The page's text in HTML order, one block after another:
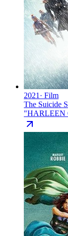
2021 · Film
The Suicide
"HARLEEN